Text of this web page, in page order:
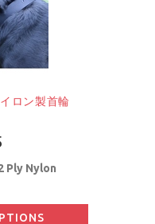
ロン製首輪
Ply Nylon